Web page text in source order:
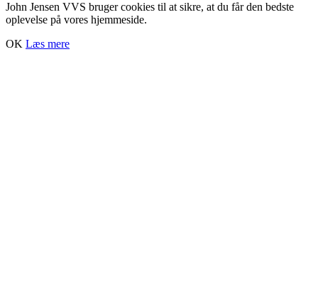
John Jensen VVS bruger cookies til at sikre, at du får den bedste
oplevelse på vores hjemmeside.
OK Læs mere